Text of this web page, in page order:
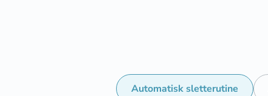
Automatisk sletterutine